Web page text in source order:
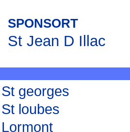
SPONSORT
St Jean D Illac
St georges
St loubes
Lormont